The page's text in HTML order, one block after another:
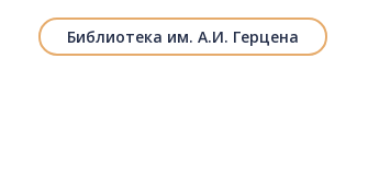
Библиотека им. А.И. Герцена